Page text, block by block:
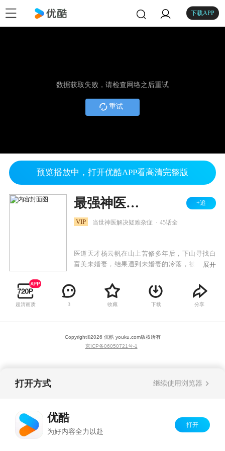
下载APP
数据获取失败，请检查网络之后重试
重试
预览播放中，打开优酷APP看高清完整版
最强神医混都市 +追
VIP 当世神医解决疑难杂症 45话全
医道天才杨云帆在山上苦修多年后，下山寻找白
富美未婚妻，结果遭到未婚妻的冷落，被视作乡
通通，却身怀绝技，任何疑难杂症到他面前都手
到病除，各种奇遇和危险迎刃而解。众人对他刮
目相看，未婚妻以及各路美女投怀送抱，而他秉
展开
超清画质 3 收藏 下载 分享
Copyright©2026 优酷 youku.com版权所有
京ICP备06050721号-1
打开方式 继续使用浏览器
优酷
为好内容全力以赴
打开